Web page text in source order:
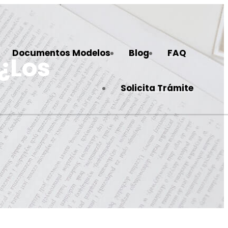
Documentos Modelos Blog FAQ
Solicita Trámite